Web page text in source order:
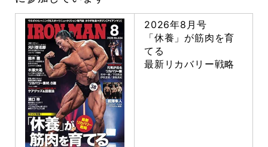
2026年8月号
「休養」が筋肉を育
てる
最新リカバリー戦略